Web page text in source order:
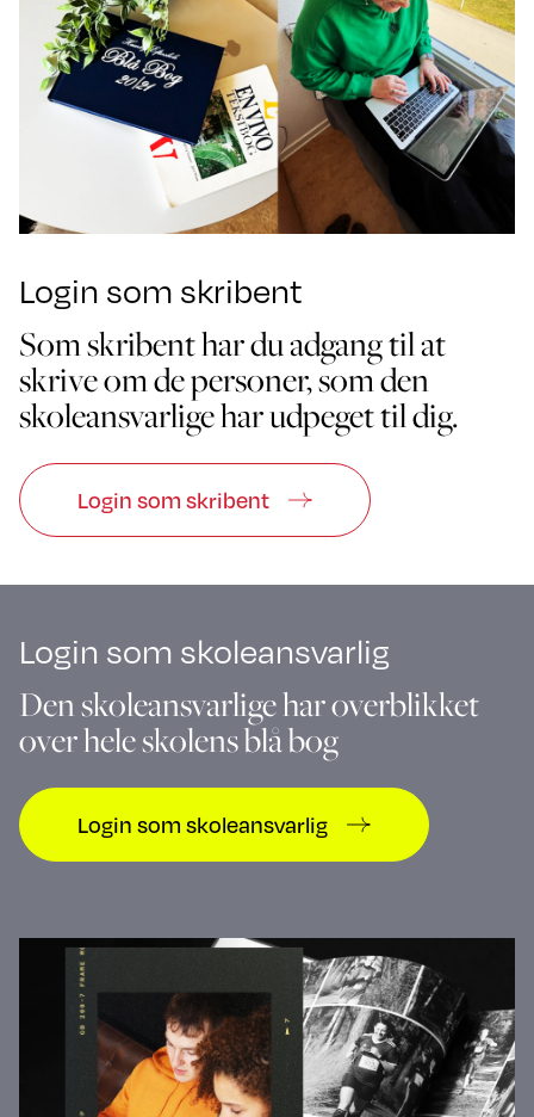
Login som skribent
Som skribent har du adgang til at
skrive om de personer, som den
skoleansvarlige har udpeget til dig.
Login som skribent
Login som skoleansvarlig
Den skoleansvarlige har overblikket
over hele skolens blå bog
Login som skoleansvarlig